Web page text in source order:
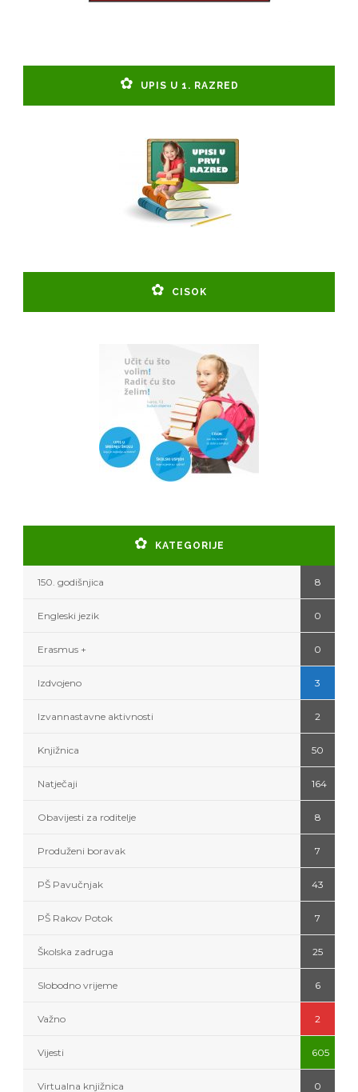
UPIS U 1. RAZRED
CISOK
KATEGORIJE
150. godišnjica 8
Engleski jezik 0
Erasmus + 0
Izdvojeno 3
Izvannastavne aktivnosti 2
Knjižnica 50
Natječaji 164
Obavijesti za roditelje 8
Produženi boravak 7
PŠ Pavučnjak 43
PŠ Rakov Potok 7
Školska zadruga 25
Slobodno vrijeme 6
Važno 2
Vijesti 605
Virtualna knjižnica 0